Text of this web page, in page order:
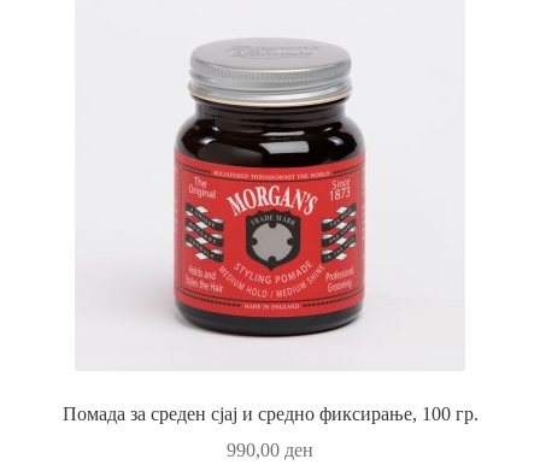
Помада за среден сјај и средно фиксирање, 100 гр.
990,00 ден